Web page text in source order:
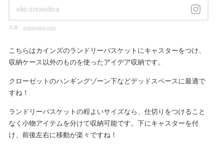
elie.snowdiva
出典： instagram.com
こちらはカインズのランドリーバスケットにキャスターをつけ、
収納ケース以外のものを使ったアイデア収納です。
クローゼットのハンギングゾーン下などデッドスペースに最適で
すね！
ランドリーバスケットの程よいサイズなら、仕切りをつけること
なく小物アイテムを分けて収納可能です。下にキャスターを付
け、前後左右に移動が楽々ですね！